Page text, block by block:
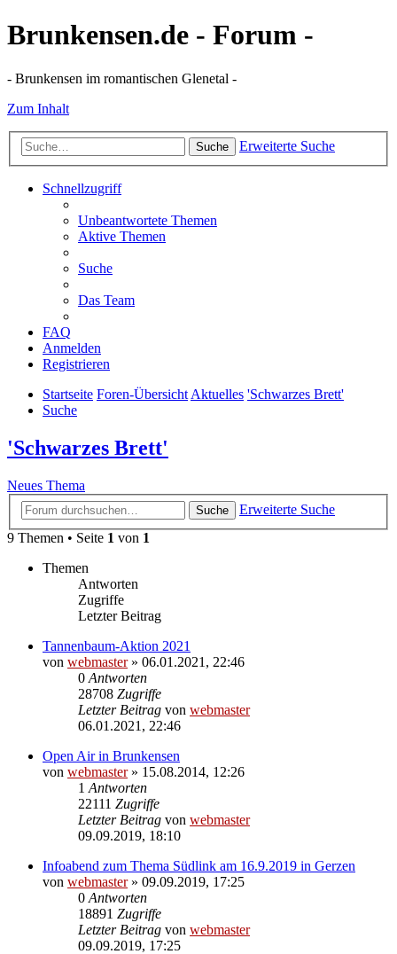
Brunkensen.de - Forum -
- Brunkensen im romantischen Glenetal -
Zum Inhalt
Suche Erweiterte Suche
Schnellzugriff
Unbeantwortete Themen
Aktive Themen
Suche
Das Team
FAQ
Anmelden
Registrieren
Startseite Foren-ÜbersichtAktuelles 'Schwarzes Brett'
Suche
'Schwarzes Brett'
Neues Thema
Suche
Erweiterte Suche
9 Themen • Seite 1 von 1
Themen
Antworten
Zugriffe
Letzter Beitrag
Tannenbaum-Aktion 2021
von webmaster» 06.01.2021, 22:46
0 Antworten
28708 Zugriffe
Letzter Beitrag von webmaster
06.01.2021, 22:46
Open Air in Brunkensen
von webmaster» 15.08.2014, 12:26
1 Antworten
22111 Zugriffe
Letzter Beitrag von webmaster
09.09.2019, 18:10
Infoabend zum Thema Südlink am 16.9.2019 in Gerzen
von webmaster» 09.09.2019, 17:25
0 Antworten
18891 Zugriffe
Letzter Beitrag von webmaster
09.09.2019, 17:25